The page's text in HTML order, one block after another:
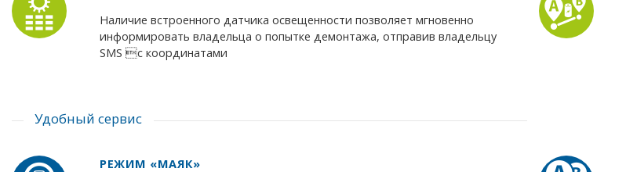
Наличие встроенного датчика освещенности позволяет мгновенно
информировать владельца о попытке демонтажа, отправив владельцу
SMS с координатами
Удобный сервис
РЕЖИМ «МАЯК»